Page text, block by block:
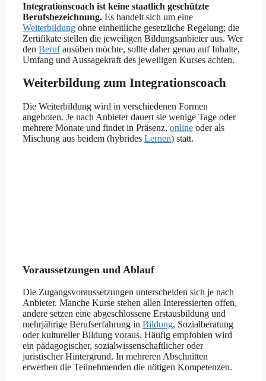
Integrationscoach ist keine staatlich geschützte
Berufsbezeichnung. Es handelt sich um eine
Weiterbildung ohne einheitliche gesetzliche Regelung; die
Zertifikate stellen die jeweiligen Bildungsanbieter aus. Wer
den Berufausüben möchte, sollte daher genau auf Inhalte,
Umfang und Aussagekraft des jeweiligen Kurses achten.
Weiterbildung zum Integrationscoach
Die Weiterbildung wird in verschiedenen Formen
angeboten. Je nach Anbieter dauert sie wenige Tage oder
mehrere Monate und findet in Präsenz, online oder als
Mischung aus beidem (hybrides Lernen) statt.
Voraussetzungen und Ablauf
Die Zugangsvoraussetzungen unterscheiden sich je nach
Anbieter. Manche Kurse stehen allen Interessierten offen,
andere setzen eine abgeschlossene Erstausbildung und
mehrjährige Berufserfahrung in Bildung, Sozialberatung
oder kultureller Bildung voraus. Häufig empfohlen wird
ein pädagogischer, sozialwissenschaftlicher oder
juristischer Hintergrund. In mehreren Abschnitten
erwerben die Teilnehmenden die nötigen Kompetenzen.